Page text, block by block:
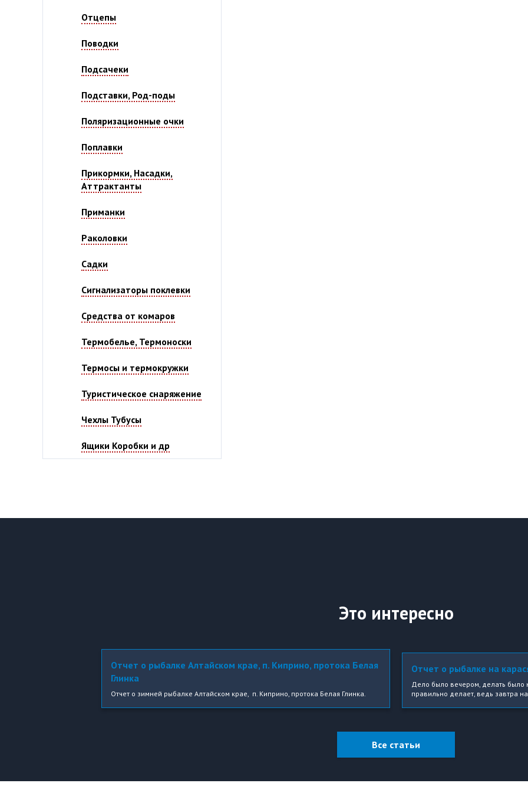
Отцепы
Поводки
Подсачеки
Подставки, Род-поды
Поляризационные очки
Поплавки
Прикормки, Насадки,
Аттрактанты
Приманки
Раколовки
Садки
Сигнализаторы поклевки
Средства от комаров
Термобелье, Термоноски
Термосы и термокружки
Туристическое снаряжение
Чехлы Тубусы
Ящики Коробки и др
Это интересно
Отчет о рыбалке Алтайском крае, п. Киприно, протока Белая
Глинка
Отчет о зимней рыбалке Алтайском крае, п. Киприно, протока Белая Глинка.
Отчет о рыбалке на
Дело было вечером, делать было
правильно делает, ведь завтра
Все статьи